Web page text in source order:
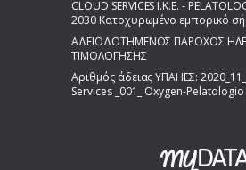
CLOUD SERVICES I.K.E. -
2030 Κατοχυρωμένο εμπορικό
ΑΔΕΙΟΔΟΤΗΜΕΝΟΣ ΠΑΡΟΧΟΣ
ΤΙΜΟΛΟΓΗΣΗΣ
Αριθμός άδειας ΥΠΑΗΕΣ:
Services _001_ Oxygen-Pelatologio